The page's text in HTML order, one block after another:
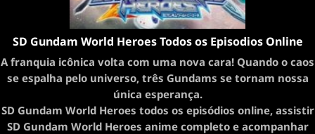
SD Gundam World Heroes Todos os Episodios Online
A franquia icônica volta com uma nova cara! Quando o caos
se espalha pelo universo, três Gundams se tornam nossa
única esperança.
SD Gundam World Heroes todos os episódios online, assistir
SD Gundam World Heroes anime completo e acompanhar